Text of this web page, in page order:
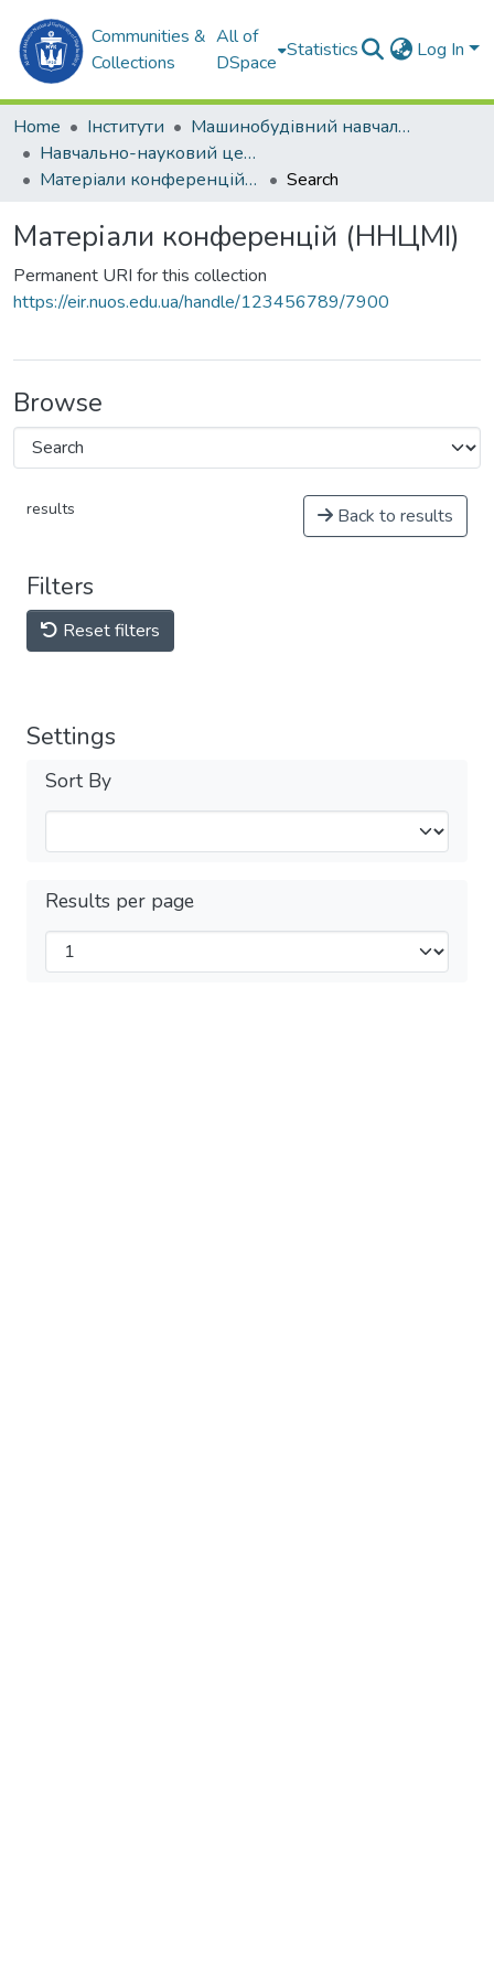
Communities &
Collections
All of
DSpace
Statistics Log In
Home Інститути
Машинобудівний навчально-науковий інститут (МННІ)
Навчально-науковий центр морської інфраструктури (ННЦМІ)
Матеріали конференцій (ННЦМІ)
Search
Матеріали конференцій (ННЦМІ)
Permanent URI for this collection
https://eir.nuos.edu.ua/handle/123456789/7900
Browse
results Back to results
Filters
Reset filters
Settings
Sort By
Results per page